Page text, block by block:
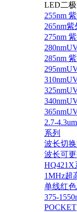
LED二
255nm
265nm
275nm
285nm
2.7-
系列
波长切
波长可
HQ421X
1MHz超
单线红
375-
POCKET